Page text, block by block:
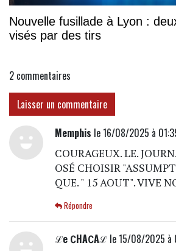
Nouvelle fusillade à Lyon :
visés par des tirs
2 commentaires
Laisser un commentaire
Memphis le 16/08/2025 à
COURAGEUX. LE.
OSÉ CHOISIR
QUE. " 15 AOUT". VIVE
Répondre
ℒe ∁HA∁Aℒle 15/08/2025 à